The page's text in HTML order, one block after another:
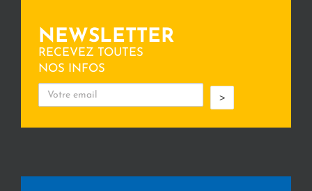
NEWSLETTER
RECEVEZ TOUTES
NOS INFOS
>